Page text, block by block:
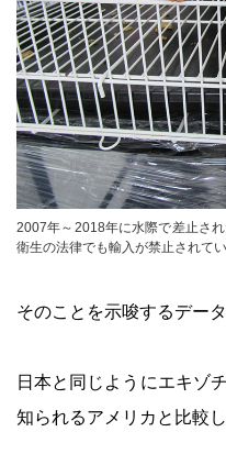
2007年～2018年に水際で差止さ
衛生の法律でも輸入が禁止されてい
そのことを示唆するデー
日本と同じようにエキゾ
知られるアメリカと比較